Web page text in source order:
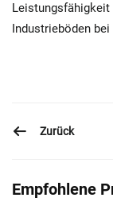
Leistungsfähigkeit
Industrieböden
Zurück
Empfohlene